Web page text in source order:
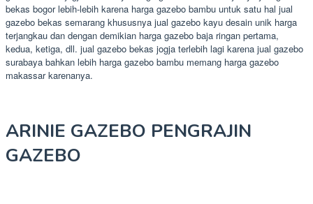
bekas bogor lebih-lebih karena harga gazebo bambu untuk satu hal jual
gazebo bekas semarang khususnya jual gazebo kayu desain unik harga
terjangkau dan dengan demikian harga gazebo baja ringan pertama,
kedua, ketiga, dll. jual gazebo bekas jogja terlebih lagi karena jual gazebo
surabaya bahkan lebih harga gazebo bambu memang harga gazebo
makassar karenanya.
ARINIE GAZEBO PENGRAJIN
GAZEBO